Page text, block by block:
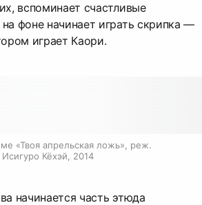
вспоминает счастливые
фоне начинает играть скрипка —
играет Каори.
«Твоя апрельская ложь», реж.
Исигуро Кёхэй, 2014
начинается часть этюда